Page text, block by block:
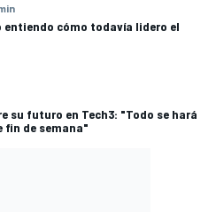
entiendo cómo todavía lidero el
su futuro en Tech3: "Todo se hará
fin de semana"